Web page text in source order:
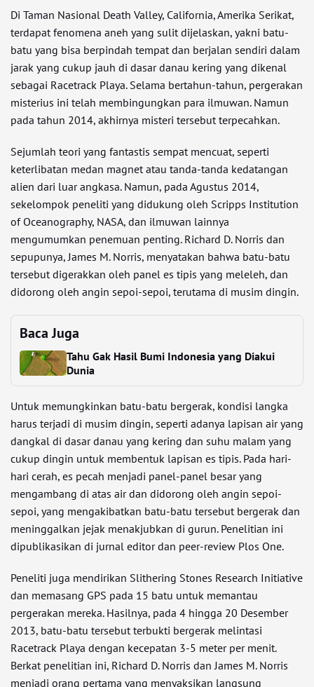
Di Taman Nasional Death Valley, California, Amerika Serikat,
terdapat fenomena aneh yang sulit dijelaskan, yakni batu-
batu yang bisa berpindah tempat dan berjalan sendiri dalam
jarak yang cukup jauh di dasar danau kering yang dikenal
sebagai Racetrack Playa. Selama bertahun-tahun, pergerakan
misterius ini telah membingungkan para ilmuwan. Namun
pada tahun 2014, akhirnya misteri tersebut terpecahkan.
Sejumlah teori yang fantastis sempat mencuat, seperti
keterlibatan medan magnet atau tanda-tanda kedatangan
alien dari luar angkasa. Namun, pada Agustus 2014,
sekelompok peneliti yang didukung oleh Scripps Institution
of Oceanography, NASA, dan ilmuwan lainnya
mengumumkan penemuan penting. Richard D. Norris dan
sepupunya, James M. Norris, menyatakan bahwa batu-batu
tersebut digerakkan oleh panel es tipis yang meleleh, dan
didorong oleh angin sepoi-sepoi, terutama di musim dingin.
Baca Juga
Tahu Gak Hasil Bumi Indonesia yang Diakui
Dunia
Untuk memungkinkan batu-batu bergerak, kondisi langka
harus terjadi di musim dingin, seperti adanya lapisan air yang
dangkal di dasar danau yang kering dan suhu malam yang
cukup dingin untuk membentuk lapisan es tipis. Pada hari-
hari cerah, es pecah menjadi panel-panel besar yang
mengambang di atas air dan didorong oleh angin sepoi-
sepoi, yang mengakibatkan batu-batu tersebut bergerak dan
meninggalkan jejak menakjubkan di gurun. Penelitian ini
dipublikasikan di jurnal editor dan peer-review Plos One.
Peneliti juga mendirikan Slithering Stones Research Initiative
dan memasang GPS pada 15 batu untuk memantau
pergerakan mereka. Hasilnya, pada 4 hingga 20 Desember
2013, batu-batu tersebut terbukti bergerak melintasi
Racetrack Playa dengan kecepatan 3-5 meter per menit.
Berkat penelitian ini, Richard D. Norris dan James M. Norris
menjadi orang pertama yang menyaksikan langsung